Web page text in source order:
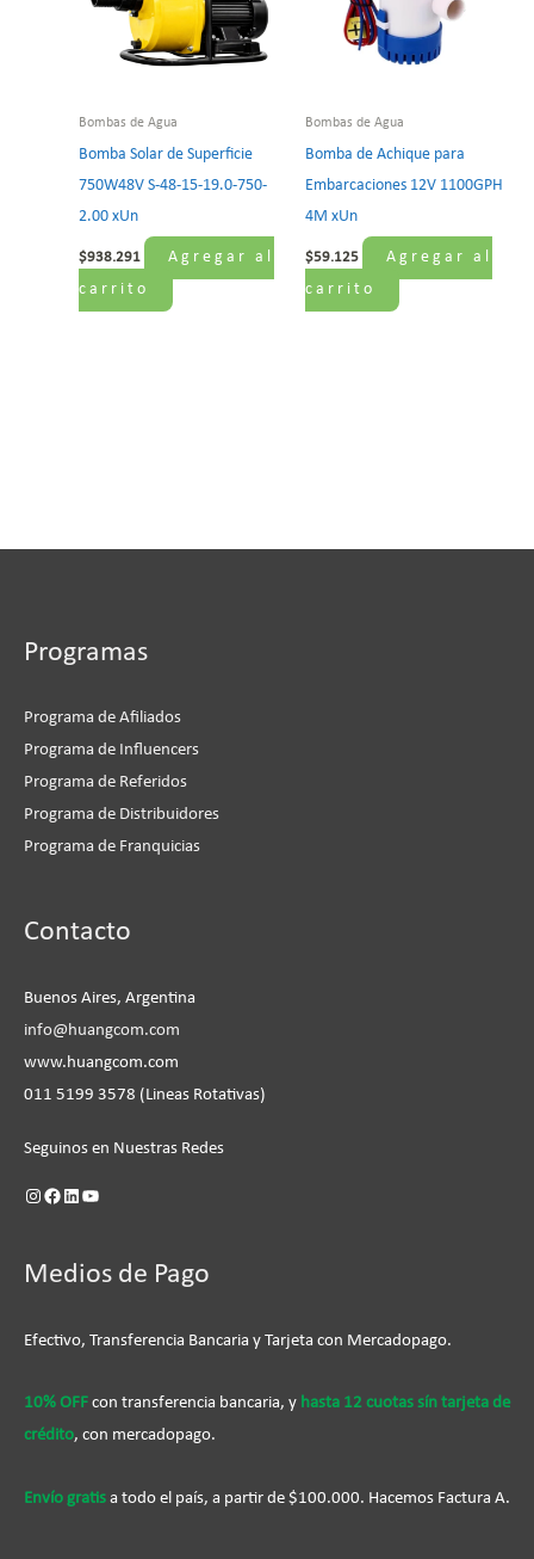
Bombas de Agua
Bomba Solar de Superficie
750W48V S-48-15-19.0-750-
2.00 xUn
$938.291
Agregar al
carrito
Bombas de Agua
Bomba de Achique para
Embarcaciones 12V 1100GPH
4M xUn
$59.125
Agregar al
carrito
Programas
Programa de Afiliados
Programa de Influencers
Programa de Referidos
Programa de Distribuidores
Programa de Franquicias
Contacto
Buenos Aires, Argentina
info@huangcom.com
www.huangcom.com
011 5199 3578 (Lineas Rotativas)
Seguinos en Nuestras Redes
Medios de Pago
Efectivo, Transferencia Bancaria y Tarjeta con Mercadopago.
10% OFF con transferencia bancaria, y hasta 12 cuotas sín tarjeta de
crédito, con mercadopago.
Envío gratis a todo el país, a partir de $100.000. Hacemos Factura A.